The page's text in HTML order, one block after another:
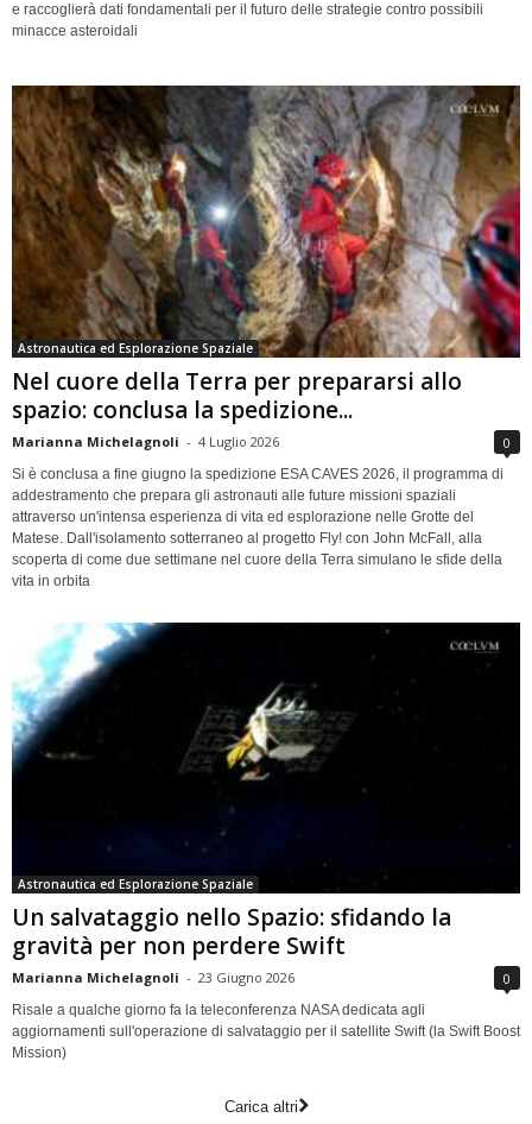
e raccoglierà dati fondamentali per il futuro delle strategie contro possibili
minacce asteroidali
Astronautica ed Esplorazione Spaziale
Nel cuore della Terra per prepararsi allo
spazio: conclusa la spedizione...
Marianna Michelagnoli - 4 Luglio 2026 0
Si è conclusa a fine giugno la spedizione ESA CAVES 2026, il programma di
addestramento che prepara gli astronauti alle future missioni spaziali
attraverso un'intensa esperienza di vita ed esplorazione nelle Grotte del
Matese. Dall'isolamento sotterraneo al progetto Fly! con John McFall, alla
scoperta di come due settimane nel cuore della Terra simulano le sfide della
vita in orbita
Astronautica ed Esplorazione Spaziale
Un salvataggio nello Spazio: sfidando la
gravità per non perdere Swift
Marianna Michelagnoli - 23 Giugno 2026 0
Risale a qualche giorno fa la teleconferenza NASA dedicata agli
aggiornamenti sull'operazione di salvataggio per il satellite Swift (la Swift Boost
Mission)
Carica altri